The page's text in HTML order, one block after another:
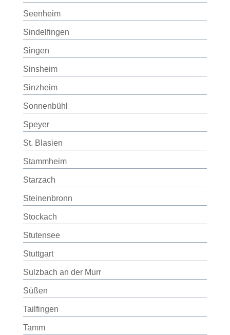
Seenheim
Sindelfingen
Singen
Sinsheim
Sinzheim
Sonnenbühl
Speyer
St. Blasien
Stammheim
Starzach
Steinenbronn
Stockach
Stutensee
Stuttgart
Sulzbach an der Murr
Süßen
Tailfingen
Tamm